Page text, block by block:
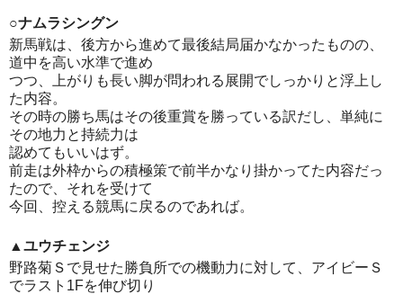
○ナムラシングン
新馬戦は、後方から進めて最後結局届かなかったものの、
道中を高い水準で進め
つつ、上がりも長い脚が問われる展開でしっかりと浮上し
た内容。
その時の勝ち馬はその後重賞を勝っている訳だし、単純に
その地力と持続力は
認めてもいいはず。
前走は外枠からの積極策で前半かなり掛かってた内容だっ
たので、それを受けて
今回、控える競馬に戻るのであれば。
▲ユウチェンジ
野路菊Ｓで見せた勝負所での機動力に対して、アイビーＳ
でラスト1Fを伸び切り